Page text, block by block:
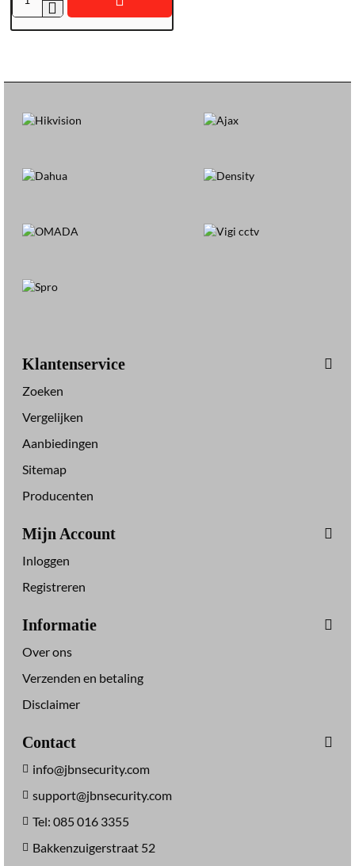
Klantenservice
Zoeken
Vergelijken
Aanbiedingen
Sitemap
Producenten
Mijn Account
Inloggen
Registreren
Informatie
Over ons
Verzenden en betaling
Disclaimer
Contact
info@jbnsecurity.com
support@jbnsecurity.com
Tel: 085 016 3355
Bakkenzuigerstraat 52